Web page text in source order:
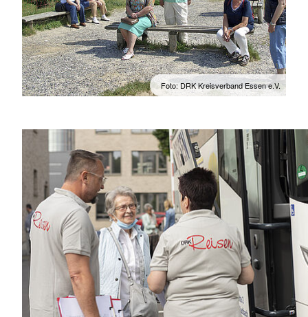
Foto: DRK Kreisverband Essen e.V.